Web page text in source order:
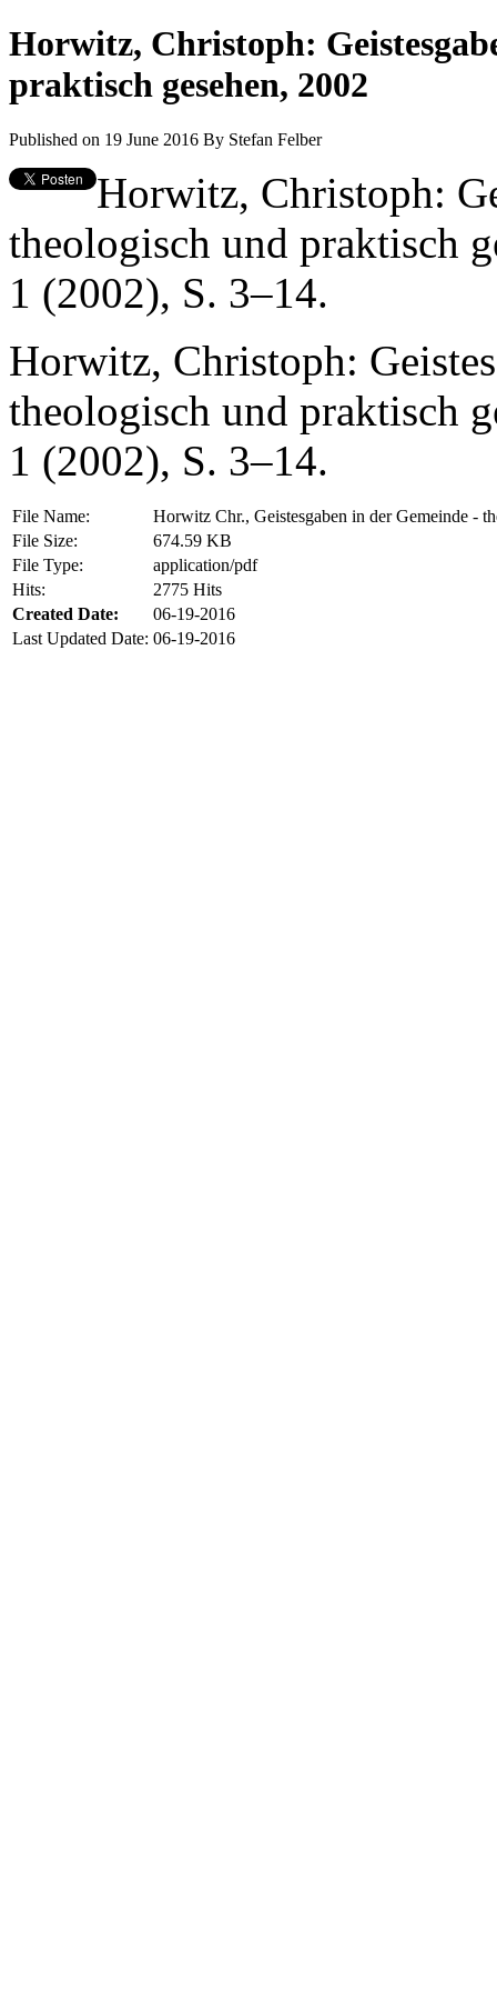
Horwitz, Christoph:
praktisch gesehen, 2002
Published on 19 June 2016 By Stefan Felber
Horwitz, Christoph:
theologisch und praktisch
1 (2002), S. 3–14.
Horwitz, Christoph:
theologisch und praktisch
1 (2002), S. 3–14.
File Name:
Horwitz Chr., Geistesgaben in der Gemeinde -
File Size:
674.59 KB
File Type:
application/pdf
Hits:
2775 Hits
Created Date:
06-19-2016
Last Updated Date: 06-19-2016